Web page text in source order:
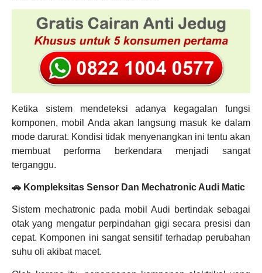
Ketika sistem mendeteksi adanya kegagalan fungsi
komponen, mobil Anda akan langsung masuk ke dalam
mode darurat. Kondisi tidak menyenangkan ini tentu akan
membuat performa berkendara menjadi sangat
terganggu.
🚗 Kompleksitas Sensor Dan Mechatronic Audi Matic
Sistem mechatronic pada mobil Audi bertindak sebagai
otak yang mengatur perpindahan gigi secara presisi dan
cepat. Komponen ini sangat sensitif terhadap perubahan
suhu oli akibat macet.